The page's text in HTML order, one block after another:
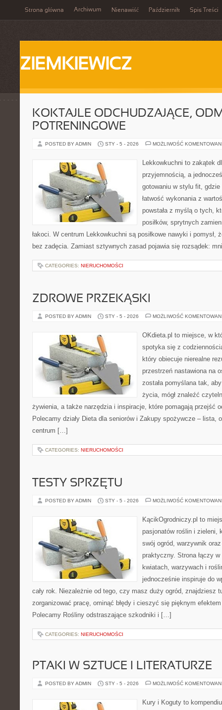
Strona główna Archiwum Nienawiść Październik Spis Treści
ZIEMKIEWICZ
KOKTAJLE ODCHUDZAJĄCE,
POTRENINGOWE
POSTED BY ADMIN STY - 5 - 2026 MOŻLIWOŚĆ
Lekkowkuchni to zakątek
przyjemnością, a
gotowaniu w stylu fit, gdzie
łatwość wykonania z
powstała z myślą o tych,
posiłków, sprytnych
łakoci. W centrum Lekkowkuchni są posiłkowe nawyki i pomysł,
bez zadęcia. Zamiast sztywnych zasad pojawia się rozsądek:
CATEGORIES: NIERUCHOMOŚCI
ZDROWE PRZEKĄSKI
POSTED BY ADMIN STY - 5 - 2026 MOŻLIWOŚĆ
OKdieta.pl to miejsce, w
spotyka się z
który obiecuje nierealne
przestrzeń nastawiona na
została pomyślana tak,
życia, mógł znaleźć
żywienia, a także narzędzia i inspiracje, które pomagają przejść
Polecamy działy Dieta dla seniorów i Zakupy spożywcze – lista,
centrum […]
CATEGORIES: NIERUCHOMOŚCI
TESTY SPRZĘTU
POSTED BY ADMIN STY - 5 - 2026 MOŻLIWOŚĆ
KącikOgrodniczy.pl to
pasjonatów roślin i zieleni,
swój ogród, warzywnik
praktyczny. Strona łączy
kwiatach, warzywach i
jednocześnie inspiruje do
cały rok. Niezależnie od tego, czy masz duży ogród, znajdziesz
zorganizować pracę, ominąć błędy i cieszyć się pięknym
Polecamy Rośliny odstraszające szkodniki i […]
CATEGORIES: NIERUCHOMOŚCI
PTAKI W SZTUCE I LITERATURZE
POSTED BY ADMIN STY - 5 - 2026 MOŻLIWOŚĆ
Kury i Koguty to